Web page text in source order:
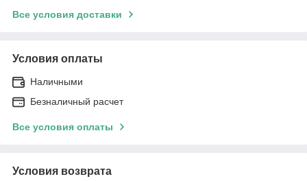
Все условия доставки
Условия оплаты
Наличными
Безналичный расчет
Все условия оплаты
Условия возврата